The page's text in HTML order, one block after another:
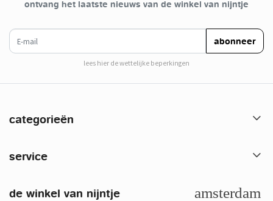
ontvang het laatste nieuws van de winkel van nijntje
e-mail
abonneer
lees hier de wettelijke beperkingen
categorieën
service
de winkel van nijntje